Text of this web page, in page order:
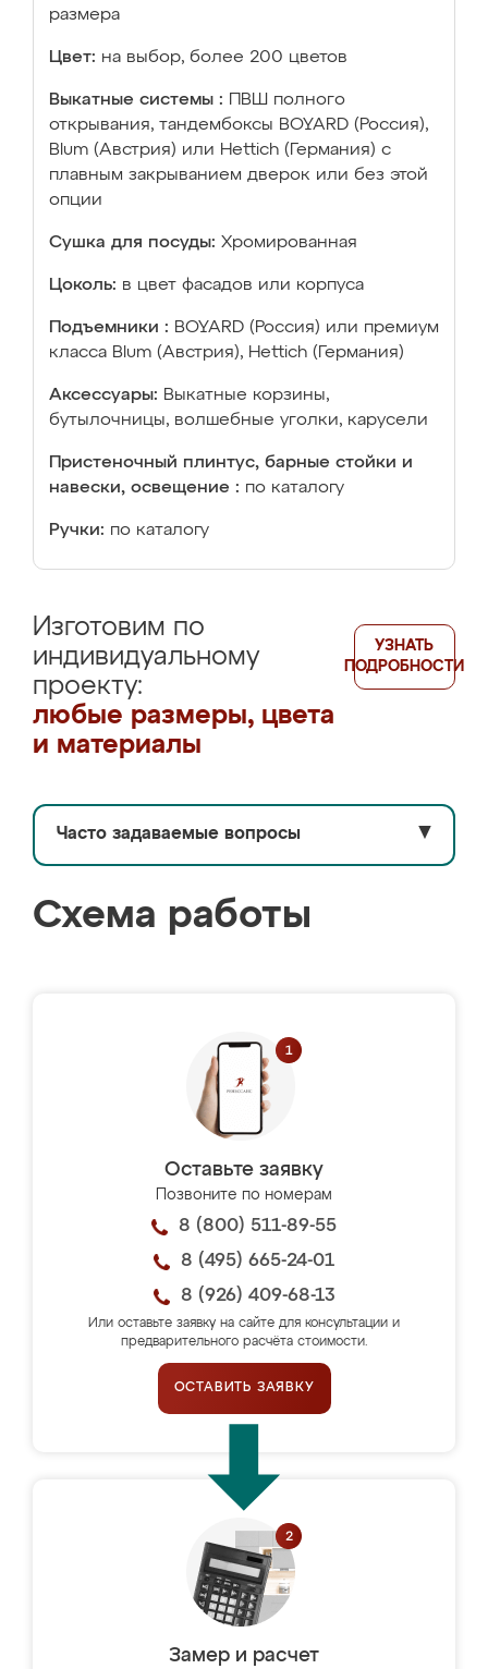
размера
Цвет: на выбор, более 200 цветов
Выкатные системы :
ПВШ полного
открывания, тандембоксы BOYARD (Россия),
Blum (Австрия) или Hettich (Германия) с
плавным закрыванием дверок или без этой
опции
Сушка для посуды: Хромированная
Цоколь: в цвет фасадов или корпуса
Подъемники : BOYARD (Россия) или премиум
класса Blum (Австрия), Hettich (Германия)
Аксессуары: Выкатные корзины,
бутылочницы, волшебные уголки, карусели
Пристеночный плинтус, барные стойки и
навески, освещение : по каталогу
Ручки: по каталогу
Изготовим по
индивидуальному
проекту:
любые размеры, цвета
и материалы
УЗНАТЬ
ПОДРОБНОСТИ
Часто задаваемые вопросы ▼
Схема работы
Оставьте заявку
Позвоните по номерам
8 (800) 511-89-55
8 (495) 665-24-01
8 (926) 409-68-13
Или оставьте заявку на сайте для консультации и
предварительного расчёта стоимости.
ОСТАВИТЬ ЗАЯВКУ
Замер и расчет